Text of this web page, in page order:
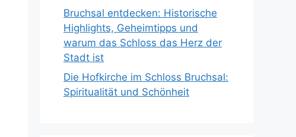
Bruchsal entdecken: Historische
Highlights, Geheimtipps und
warum das Schloss das Herz der
Stadt ist
Die Hofkirche im Schloss Bruchsal:
Spiritualität und Schönheit